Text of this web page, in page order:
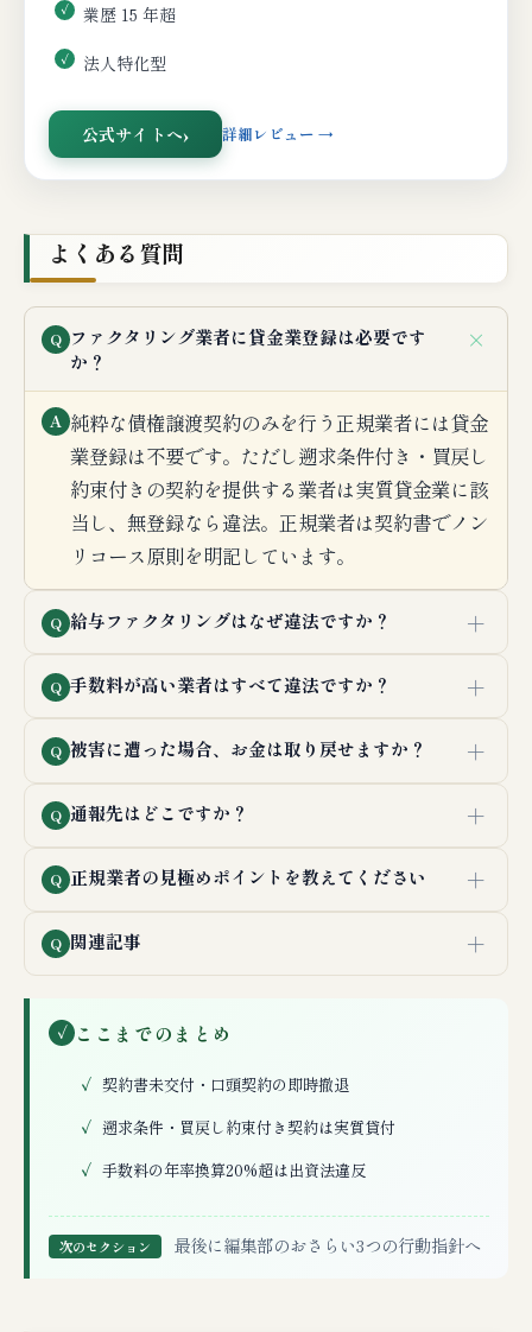
業歴 15 年超
法人特化型
公式サイトへ 詳細レビュー →
よくある質問
Q ファクタリング業者に貸金業登録は必要です
か？
＋
A 純粋な債権譲渡契約のみを行う正規業者には貸金
業登録は不要です。ただし遡求条件付き・買戻し
約束付きの契約を提供する業者は実質貸金業に該
当し、無登録なら違法。正規業者は契約書でノン
リコース原則を明記しています。
Q 給与ファクタリングはなぜ違法ですか？ ＋
Q 手数料が高い業者はすべて違法ですか？ ＋
Q 被害に遭った場合、お金は取り戻せますか？ ＋
Q 通報先はどこですか？ ＋
Q 正規業者の見極めポイントを教えてください ＋
Q 関連記事 ＋
✓ ここまでのまとめ
契約書未交付・口頭契約の即時撤退
遡求条件・買戻し約束付き契約は実質貸付
手数料の年率換算20%超は出資法違反
次のセクション 最後に編集部のおさらい3つの行動指針へ